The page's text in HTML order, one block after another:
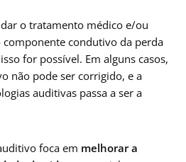
o tratamento médico e/ou
condutivo da perda
for possível. Em alguns casos,
não pode ser corrigido, e a
auditivas passa a ser a
foca em melhorar a